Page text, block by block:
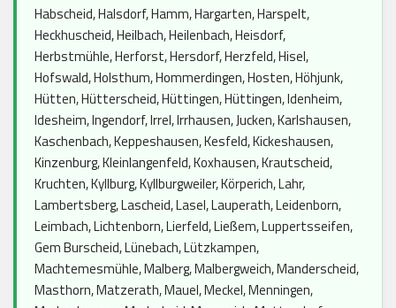
Habscheid, Halsdorf, Hamm, Hargarten, Harspelt,
Heckhuscheid, Heilbach, Heilenbach, Heisdorf,
Herbstmühle, Herforst, Hersdorf, Herzfeld, Hisel,
Hofswald, Holsthum, Hommerdingen, Hosten, Höhjunk,
Hütten, Hütterscheid, Hüttingen, Hüttingen, Idenheim,
Idesheim, Ingendorf, Irrel, Irrhausen, Jucken, Karlshausen,
Kaschenbach, Keppeshausen, Kesfeld, Kickeshausen,
Kinzenburg, Kleinlangenfeld, Koxhausen, Krautscheid,
Kruchten, Kyllburg, Kyllburgweiler, Körperich, Lahr,
Lambertsberg, Lascheid, Lasel, Lauperath, Leidenborn,
Leimbach, Lichtenborn, Lierfeld, Ließem, Luppertsseifen,
Gem Burscheid, Lünebach, Lützkampen,
Machtemesmühle, Malberg, Malbergweich, Manderscheid,
Masthorn, Matzerath, Mauel, Meckel, Menningen,